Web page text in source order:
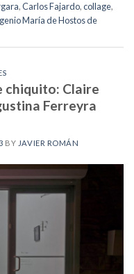
,Carlos Fajardo,collage,
María de Hostos de
chiquito: Claire
Ferreyra
BY JAVIER ROMÁN